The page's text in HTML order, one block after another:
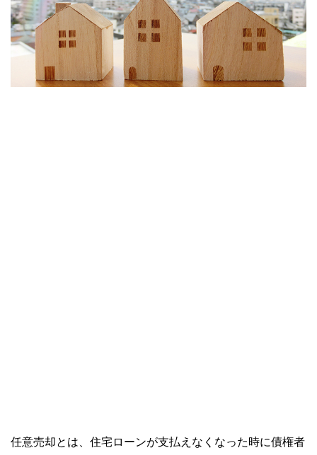
任意売却とは、住宅ローンが支払えなくなった時に債権者